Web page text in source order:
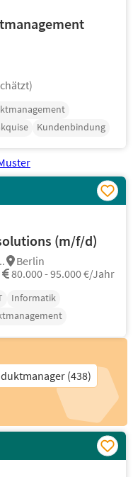
Kundenbindung
(m/f/d)
Berlin
80.000 - 95.000 €/Jahr
Informatik
(438)